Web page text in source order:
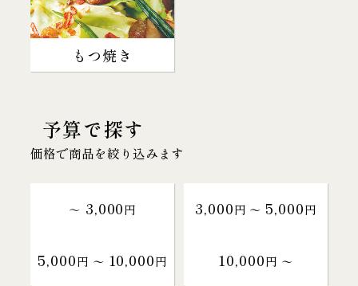
もつ焼き
予算で探す
価格で商品を絞り込みます
～ 3,000円 3,000円 〜 5,000円
5,000円 〜 10,000円 10,000円 〜